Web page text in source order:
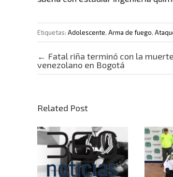
Etiquetas: Adolescente, Arma de fuego,
Post navigation
← Fatal riña terminó con la
venezolano en Bogotá
Related Post